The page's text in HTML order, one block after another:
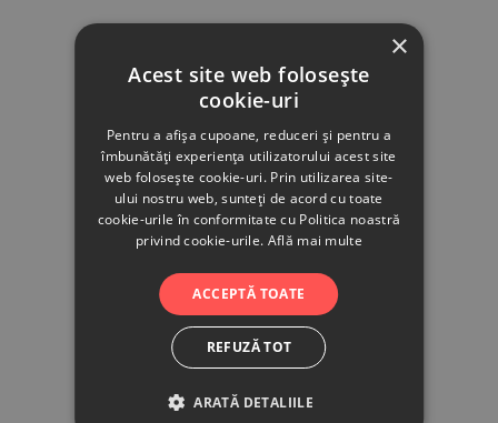
500
×
Acest site web folosește
cookie-uri
Pentru a afișa cupoane, reduceri și pentru a
îmbunătăți experiența utilizatorului acest site
web folosește cookie-uri. Prin utilizarea site-
ului nostru web, sunteți de acord cu toate
cookie-urile în conformitate cu Politica noastră
privind cookie-urile. Află mai multe
ACCEPTĂ TOATE
REFUZĂ TOT
ARATĂ DETALIILE